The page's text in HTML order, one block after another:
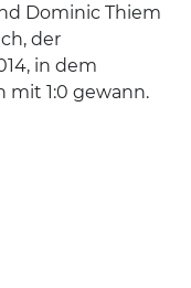
Dominic Thiem
der
in dem
1:0 gewann.